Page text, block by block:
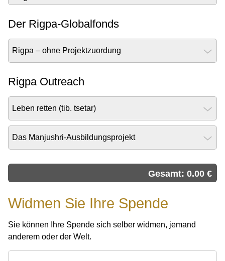
Der Rigpa-Globalfonds
Rigpa – ohne Projektzuordung
Rigpa Outreach
Leben retten (tib. tsetar)
Das Manjushri-Ausbildungsprojekt
Gesamt: 0.00€
Widmen Sie Ihre Spende
Sie können Ihre Spende sich selber widmen, jemand
anderem oder der Welt.